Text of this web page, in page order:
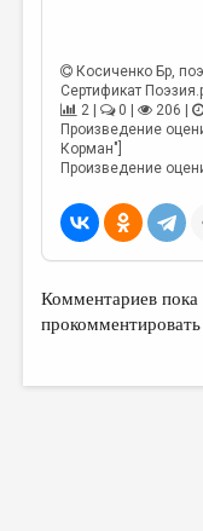
Косиченко Бр,
Сертификат
2 |
0 | 206 |
Произведение
Корман"]
Произведение
Комментариев